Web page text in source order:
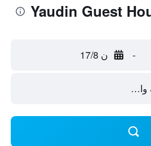
- ن 17/8